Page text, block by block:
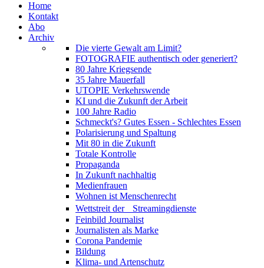
Home
Kontakt
Abo
Archiv
Die vierte Gewalt am Limit?
FOTOGRAFIE authentisch oder generiert?
80 Jahre Kriegsende
35 Jahre Mauerfall
UTOPIE Verkehrswende
KI und die Zukunft der Arbeit
100 Jahre Radio
Schmeckt's? Gutes Essen - Schlechtes Essen
Polarisierung und Spaltung
Mit 80 in die Zukunft
Totale Kontrolle
Propaganda
In Zukunft nachhaltig
Medienfrauen
Wohnen ist Menschenrecht
Wettstreit der Streamingdienste
Feinbild Journalist
Journalisten als Marke
Corona Pandemie
Bildung
Klima- und Artenschutz